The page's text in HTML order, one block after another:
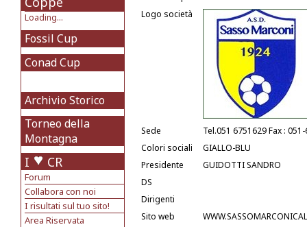
Loading...
Fossil Cup
Conad Cup
Archivio Storico
Torneo della
Montagna
I CR
Forum
Collabora con noi
I risultati sul tuo sito!
Area Riservata
Logo società
Sede
Tel.051 6751629 Fax :
Colori sociali
GIALLO-BLU
Presidente
GUIDOTTI SANDRO
DS
Dirigenti
Sito web